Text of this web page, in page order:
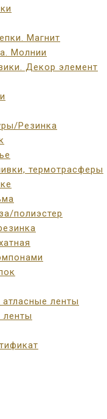
Магнит
Молнии
Декор элемент
Резинка
термотрасферы
полиэстер
ленты